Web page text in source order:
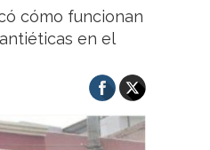
cómo funcionan
en el